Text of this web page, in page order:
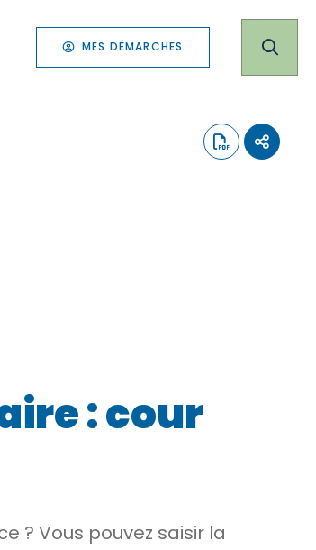
MES DÉMARCHES
: cour
? Vous pouvez saisir la